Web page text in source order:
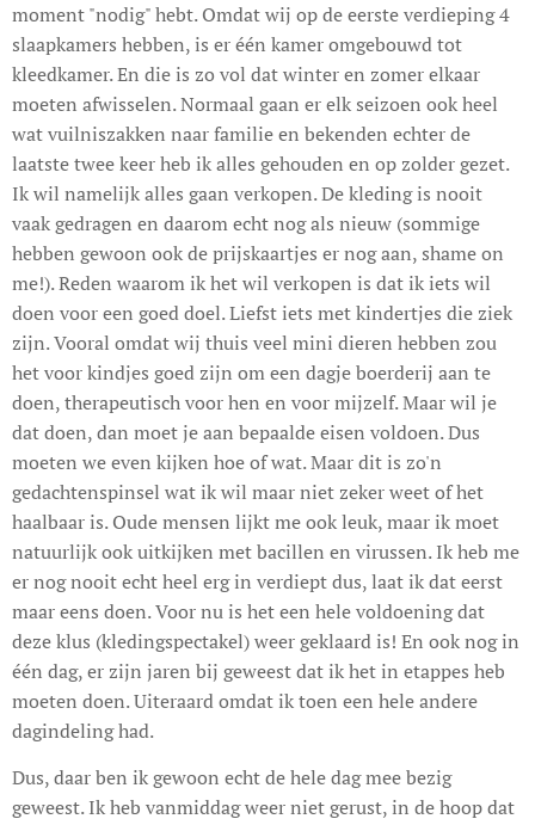
moment "nodig" hebt. Omdat wij op de eerste verdieping 4
slaapkamers hebben, is er één kamer omgebouwd tot
kleedkamer. En die is zo vol dat winter en zomer elkaar
moeten afwisselen. Normaal gaan er elk seizoen ook heel
wat vuilniszakken naar familie en bekenden echter de
laatste twee keer heb ik alles gehouden en op zolder gezet.
Ik wil namelijk alles gaan verkopen. De kleding is nooit
vaak gedragen en daarom echt nog als nieuw (sommige
hebben gewoon ook de prijskaartjes er nog aan, shame on
me!). Reden waarom ik het wil verkopen is dat ik iets wil
doen voor een goed doel. Liefst iets met kindertjes die ziek
zijn. Vooral omdat wij thuis veel mini dieren hebben zou
het voor kindjes goed zijn om een dagje boerderij aan te
doen, therapeutisch voor hen en voor mijzelf. Maar wil je
dat doen, dan moet je aan bepaalde eisen voldoen. Dus
moeten we even kijken hoe of wat. Maar dit is zo'n
gedachtenspinsel wat ik wil maar niet zeker weet of het
haalbaar is. Oude mensen lijkt me ook leuk, maar ik moet
natuurlijk ook uitkijken met bacillen en virussen. Ik heb me
er nog nooit echt heel erg in verdiept dus, laat ik dat eerst
maar eens doen. Voor nu is het een hele voldoening dat
deze klus (kledingspectakel) weer geklaard is! En ook nog in
één dag, er zijn jaren bij geweest dat ik het in etappes heb
moeten doen. Uiteraard omdat ik toen een hele andere
dagindeling had.
Dus, daar ben ik gewoon echt de hele dag mee bezig
geweest. Ik heb vanmiddag weer niet gerust, in de hoop dat